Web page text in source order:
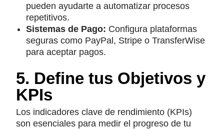
pueden ayudarte a automatizar procesos
repetitivos.
Sistemas de Pago: Configura plataformas
seguras como PayPal, Stripe o TransferWise
para aceptar pagos.
5. Define tus Objetivos y
KPIs
Los indicadores clave de rendimiento (KPIs)
son esenciales para medir el progreso de tu